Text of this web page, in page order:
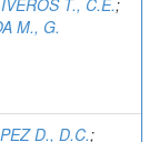
T., C.E.;
M., G.
D., D.C.;